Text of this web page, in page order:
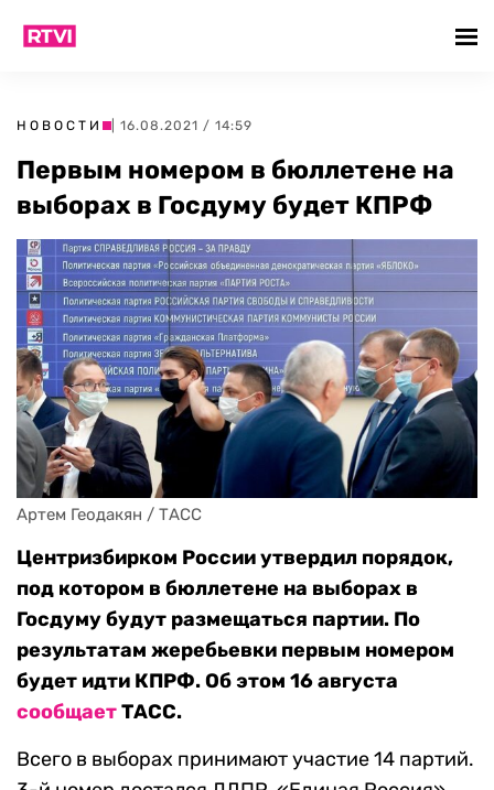
НОВОСТИ | 16.08.2021 / 14:59
Первым номером в бюллетене на
выборах в Госдуму будет КПРФ
Артем Геодакян / ТАСС
Центризбирком России утвердил порядок,
под котором в бюллетене на выборах в
Госдуму будут размещаться партии. По
результатам жеребьевки первым номером
будет идти КПРФ. Об этом 16 августа
сообщаетТАСС.
Всего в выборах принимают участие 14 партий.